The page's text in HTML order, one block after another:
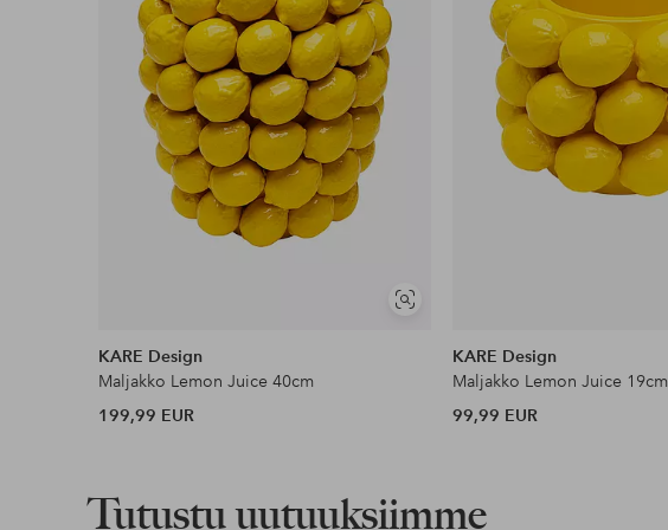
Lue lisää
Näytä
KARE Design
Maljakko Lemon Juice 40cm
199,99 EUR
KARE Design
Maljakko Lemon Juice 19cm
99,99 EUR
Tutustu uutuuksiimme